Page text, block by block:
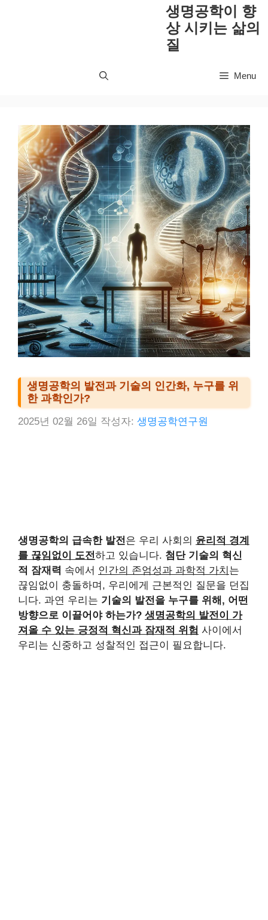
생명공학이 향
상 시키는 삶의
질
Menu
생명공학의 발전과 기술의 인간화, 누구를 위
한 과학인가?
2025년 02월 26일 작성자: 생명공학연구원
생명공학의 급속한 발전 은 우리 사회의 윤리적 경계
를 끊임없이 도전하고 있습니다. 첨단 기술의 혁신
적 잠재력 속에서 인간의 존엄성과 과학적 가치 는
끊임없이 충돌하며, 우리에게 근본적인 질문을 던집
니다. 과연 우리는 기술의 발전을 누구를 위해, 어떤
방향으로 이끌어야 하는가? 생명공학의 발전이 가
져올 수 있는 긍정적 혁신과 잠재적 위험 사이에서
우리는 신중하고 성찰적인 접근이 필요합니다.